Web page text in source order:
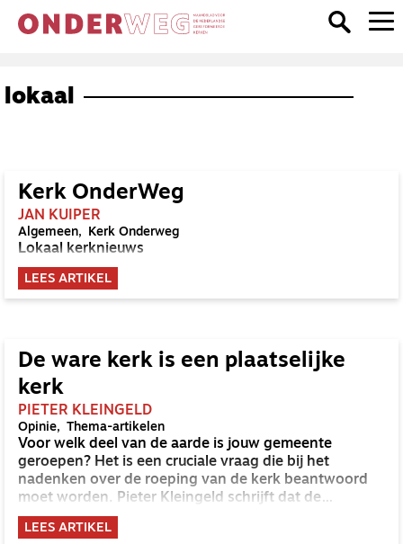
lokaal
Kerk OnderWeg
JAN KUIPER
Algemeen Kerk Onderweg
Lokaal kerknieuws
LEES ARTIKEL
De ware kerk is een plaatselijke
kerk
PIETER KLEINGELD
Opinie Thema-artikelen
Voor welk deel van de aarde is jouw gemeente
geroepen? Het is een cruciale vraag die bij het
nadenken over de roeping van de kerk beantwoord
moet worden. Pieter Kleingeld schrijft dat de
omgeving waarin je kerk bent niet uit dat antwoord
weggelaten kan worden.
LEES ARTIKEL